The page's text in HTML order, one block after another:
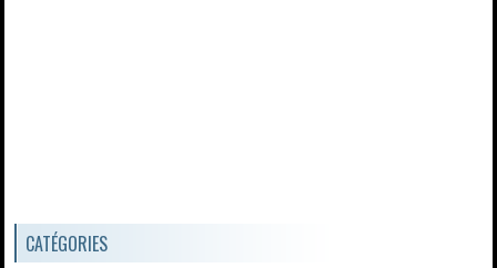
CATÉGORIES